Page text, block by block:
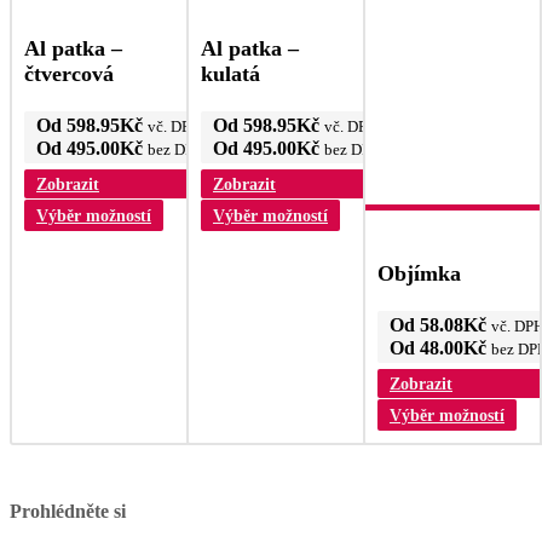
Al patka –
čtvercová
Od 598.95Kč vč. DPH
Od 495.00Kč bez DPH
Zobrazit
Výběr možností
Tento
produkt
Al patka –
kulatá
Od 598.95Kč vč. DPH
Od 495.00Kč bez DPH
Zobrazit
Výběr možností
Tento
více
Možnosti
vybrat
stránce
produktu
Objímka
Od 58.08Kč vč. DPH
Od 48.00Kč bez DPH
Zobrazit
Výběr možností
Prohlédněte si